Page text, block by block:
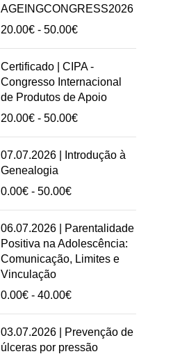
AGEINGCONGRESS2026
20.00€ - 50.00€Intervalo
preços:
20.00€
a
50.00€
Certificado | CIPA -
Congresso Internacional
de Produtos de Apoio
20.00€ - 50.00€Intervalo
preços:
20.00€
07.07.2026 | Introdução à
Genealogia
0.00€ - 50.00€Intervalo
preços:
0.00€
a
50.00€
06.07.2026 | Parentalidade
Positiva na Adolescência:
Comunicação, Limites e
Vinculação
0.00€ - 40.00€Intervalo
preços:
0.00€
03.07.2026 | Prevenção de
úlceras por pressão